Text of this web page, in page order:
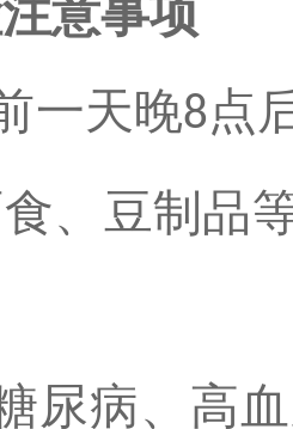
意事项
一天晚8点
、豆制品
尿病、高